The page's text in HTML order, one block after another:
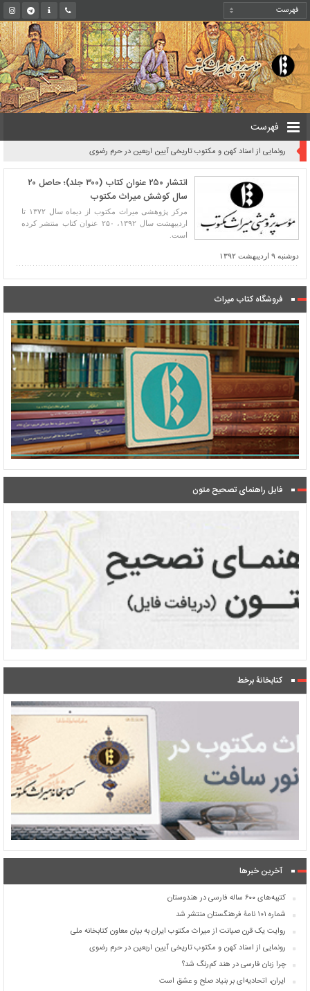
فهرست
رونمایی از اسناد کهن و مکتوب تاریخی آیین اربعین در حرم رضوی
انتشار ۲۵۰ عنوان کتاب (۳۰۰ جلد)؛ حاصل ۲۰
سال کوشش میراث مکتوب
مرکز پژوهشی میراث مکتوب از دیماه سال ۱۳۷۲ تا
اردیبهشت سال ۱۳۹۲، ۲۵۰ عنوان کتاب منتشر کرده
است.
دوشنبه ۹ اردیبهشت ۱۳۹۲
فروشگاه کتاب میراث
فایل راهنمای تصحیح متون
کتابخانۀ برخط
آخرین خبرها
کتیبه‌های ۶۰۰ ساله فارسی در هندوستان
شماره ۱۰۱ نامۀ فرهنگستان منتشر شد
روایت یک قرن صیانت از میراث مکتوب ایران به بیان معاون کتابخانه ملی
رونمایی از اسناد کهن و مکتوب تاریخی آیین اربعین در حرم رضوی
چرا زبان فارسی در هند کم‌رنگ شد؟
ایران، اتحادیه‌ای بر بنیاد صلح و عشق است